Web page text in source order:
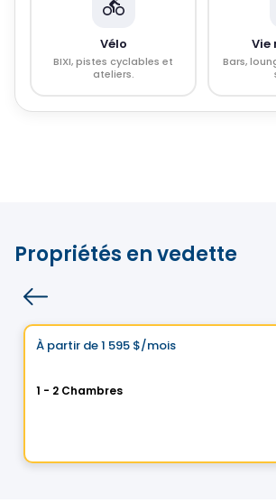
Vélo
BIXI, pistes cyclables et
ateliers.
Vie
Bars,
Propriétés en vedette
À partir de1 595 $/mois
1 - 2 Chambres